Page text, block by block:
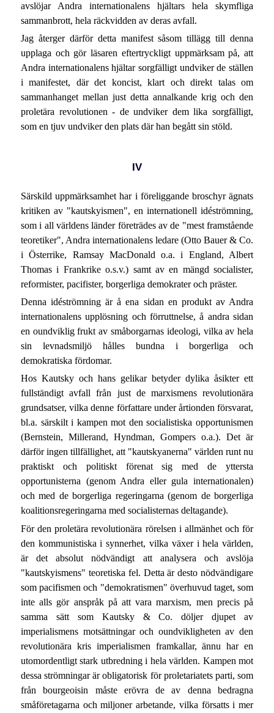
avslöjar Andra internationalens hjältars hela skymfliga
sammanbrott, hela räckvidden av deras avfall.
Jag återger därför detta manifest såsom tillägg till denna
upplaga och gör läsaren eftertryckligt uppmärksam på, att
Andra internationalens hjältar sorgfälligt undviker de ställen
i manifestet, där det koncist, klart och direkt talas om
sammanhanget mellan just detta annalkande krig och den
proletära revolutionen - de undviker dem lika sorgfälligt,
som en tjuv undviker den plats där han begått sin stöld.
IV
Särskild uppmärksamhet har i föreliggande broschyr ägnats
kritiken av "kautskyismen", en internationell idéströmning,
som i all världens länder företrädes av de "mest framstående
teoretiker", Andra internationalens ledare (Otto Bauer & Co.
i Österrike, Ramsay MacDonald o.a. i England, Albert
Thomas i Frankrike o.s.v.) samt av en mängd socialister,
reformister, pacifister, borgerliga demokrater och präster.
Denna idéströmning är å ena sidan en produkt av Andra
internationalens upplösning och förruttnelse, å andra sidan
en oundviklig frukt av småborgarnas ideologi, vilka av hela
sin levnadsmiljö hålles bundna i borgerliga och
demokratiska fördomar.
Hos Kautsky och hans gelikar betyder dylika åsikter ett
fullständigt avfall från just de marxismens revolutionära
grundsatser, vilka denne författare under årtionden försvarat,
bl.a. särskilt i kampen mot den socialistiska opportunismen
(Bernstein, Millerand, Hyndman, Gompers o.a.). Det är
därför ingen tillfällighet, att "kautskyanerna" världen runt nu
praktiskt och politiskt förenat sig med de yttersta
opportunisterna (genom Andra eller gula internationalen)
och med de borgerliga regeringarna (genom de borgerliga
koalitionsregeringarna med socialisternas deltagande).
För den proletära revolutionära rörelsen i allmänhet och för
den kommunistiska i synnerhet, vilka växer i hela världen,
är det absolut nödvändigt att analysera och avslöja
"kautskyismens" teoretiska fel. Detta är desto nödvändigare
som pacifismen och "demokratismen" överhuvud taget, som
inte alls gör anspråk på att vara marxism, men precis på
samma sätt som Kautsky & Co. döljer djupet av
imperialismens motsättningar och oundvikligheten av den
revolutionära kris imperialismen framkallar, ännu har en
utomordentligt stark utbredning i hela världen. Kampen mot
dessa strömningar är obligatorisk för proletariatets parti, som
från bourgeoisin måste erövra de av denna bedragna
småföretagarna och miljoner arbetande, vilka försatts i mer